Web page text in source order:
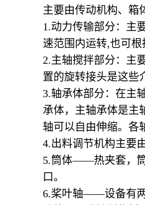
主要由传动机构、箱
1.动力传输部分：主
速范围内运转,也可根
2.主轴搅拌部分：主
置的旋转接头是这些
3.轴承体部分：在主
承体，主轴承体是主
轴可以自由伸缩。各
4.出料调节机构主要
5.筒体——热夹套，筒
口。
6.桨叶轴——设备有两